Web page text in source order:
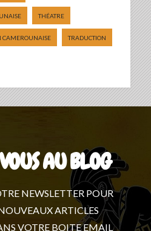
THÉATRE
CAMEROUNAISE TRADUCTION
AU BLOG
NEWSLETTER POUR
ARTICLES
VOTRE BOITE EMAIL